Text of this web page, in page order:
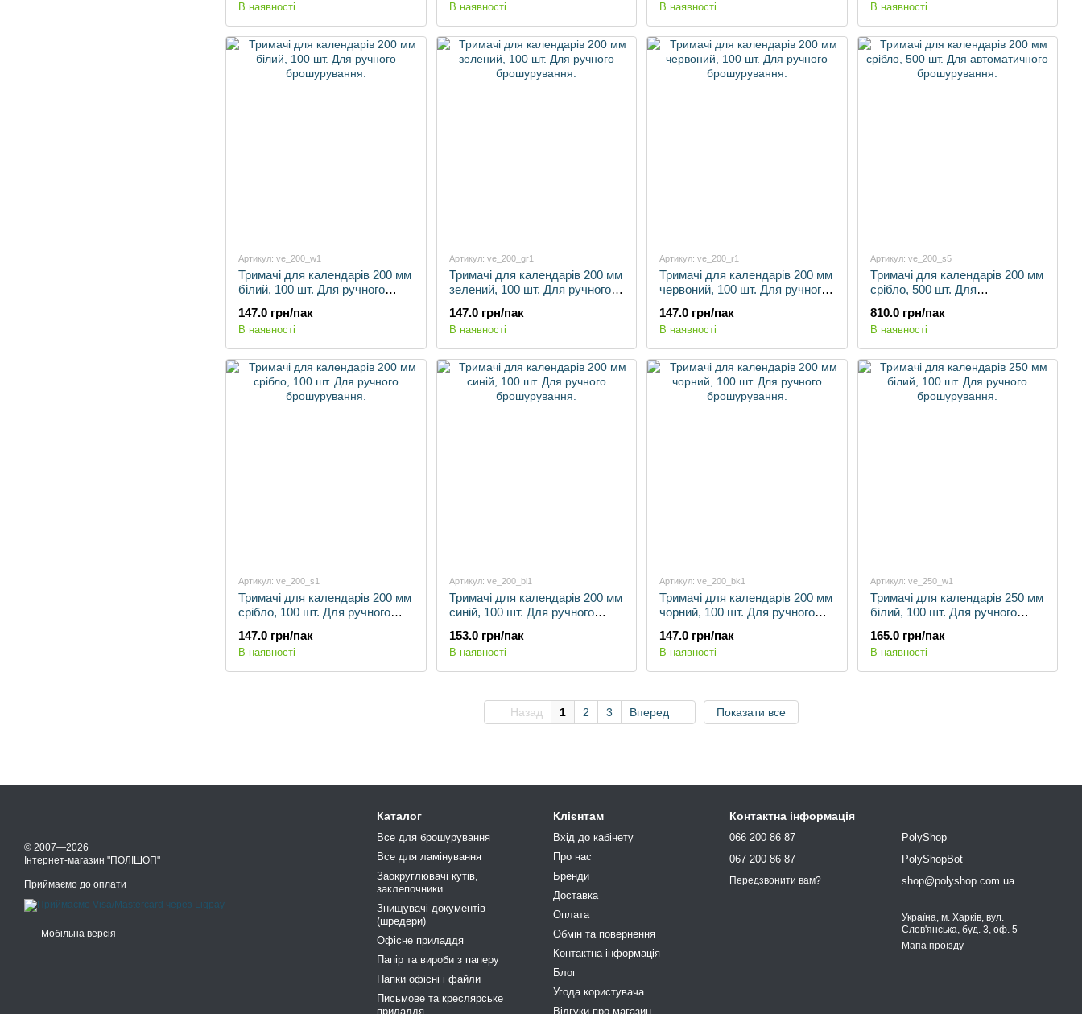
В наявності В наявності В наявності В наявності
Артикул: ve_200_w1
Тримачі для календарів 200 мм
білий, 100 шт. Для ручного
147.0 грн/пак
В наявності
Артикул: ve_200_gr1
Тримачі для календарів 200 мм
зелений, 100 шт. Для ручного
147.0 грн/пак
В наявності
Артикул: ve_200_r1
Тримачі для календарів 200 мм
червоний, 100 шт. Для ручного
147.0 грн/пак
В наявності
Артикул: ve_200_s5
Тримачі для календарів 200 мм
срібло, 500 шт. Для
810.0 грн/пак
В наявності
Артикул: ve_200_s1
Тримачі для календарів 200 мм
срібло, 100 шт. Для ручного
147.0 грн/пак
В наявності
Артикул: ve_200_bl1
Тримачі для календарів 200 мм
синій, 100 шт. Для ручного
153.0 грн/пак
В наявності
Артикул: ve_200_bk1
Тримачі для календарів 200 мм
чорний, 100 шт. Для ручного
147.0 грн/пак
В наявності
Артикул: ve_250_w1
Тримачі для календарів 250 мм
білий, 100 шт. Для ручного
165.0 грн/пак
В наявності
Назад 1 2 3 Вперед Показати все
© 2007—2026
Інтернет-магазин "ПОЛІШОП"
Приймаємо до оплати
Мобільна версія
Каталог
Все для брошурування
Все для ламінування
Заокруглювачі кутів,
заклепочники
Знищувачі документів
(шредери)
Офісне приладдя
Папір та вироби з паперу
Папки офісні і файли
Письмове та креслярське
приладдя
Клієнтам
Вхід до кабінету
Про нас
Бренди
Доставка
Оплата
Обмін та повернення
Контактна інформація
Блог
Угода користувача
Відгуки про магазин
Контактна інформація
066 200 86 87
067 200 86 87
Передзвонити вам?
PolyShop
PolyShopBot
shop@polyshop.com.ua
Україна, м. Харків, вул.
Слов'янська, буд. 3, оф. 5
Мапа проїзду